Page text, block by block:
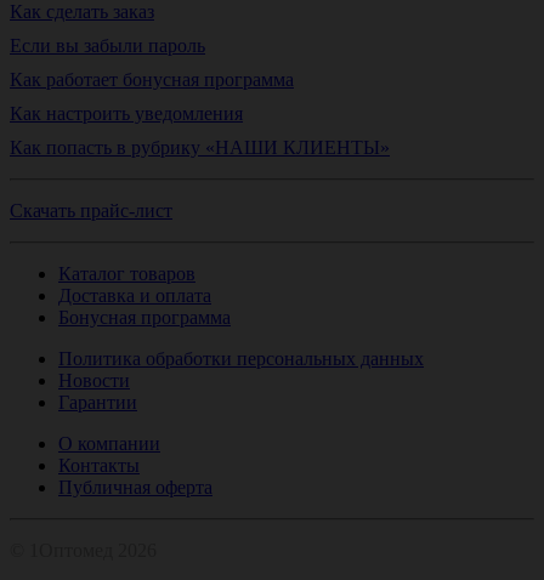
Как сделать заказ
Если вы забыли пароль
Как работает бонусная программа
Как настроить уведомления
Как попасть в рубрику «НАШИ КЛИЕНТЫ»
Скачать прайс-лист
Каталог товаров
Доставка и оплата
Бонусная программа
Политика обработки персональных данных
Новости
Гарантии
О компании
Контакты
Публичная оферта